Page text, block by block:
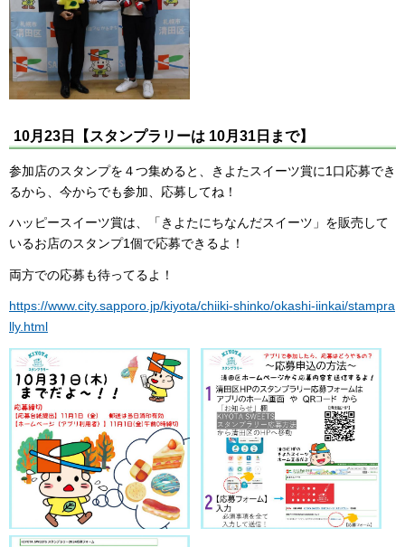
10月23日【スタンプラリーは 10月31日まで】
参加店のスタンプを４つ集めると、きよたスイーツ賞に1口応募でき
るから、今からでも参加、応募してね！
ハッピースイーツ賞は、「きよたにちなんだスイーツ」を販売して
いるお店のスタンプ1個で応募できるよ！
両方での応募も待ってるよ！
https://www.city.sapporo.jp/kiyota/chiiki-shinko/okashi-iinkai/stampra
lly.html